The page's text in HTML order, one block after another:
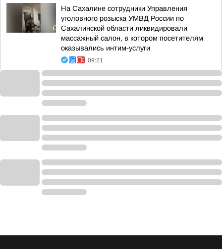
На Сахалине сотрудники Управления
уголовного розыска УМВД России по
Сахалинской области ликвидировали
массажный салон, в котором посетителям
оказывались интим-услуги
09:21